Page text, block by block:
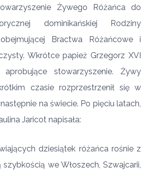
Żywego Różańca do
dominikańskiej Rodziny
Bractwa Różańcowe i
Wkrótce papież Grzegorz XVI
stowarzyszenie. Żywy
czasie rozprzestrzenił się w
następnie na świecie. Po pięciu latach,
Jaricot napisała:
dziesiątek różańca rośnie z
we Włoszech, Szwajcarii,